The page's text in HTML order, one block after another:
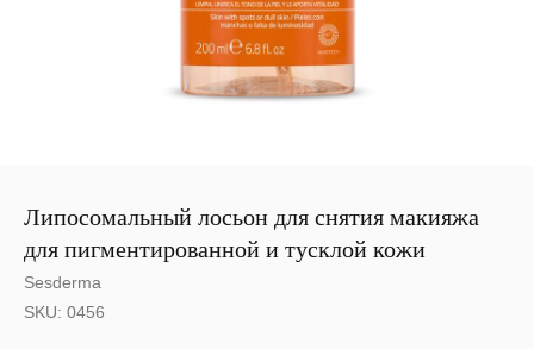
Липосомальный лосьон для снятия макияжа
для пигментированной и тусклой кожи
Sesderma
SKU: 0456